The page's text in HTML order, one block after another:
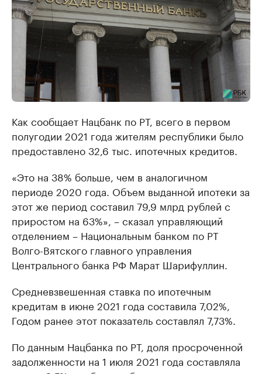
Как сообщает Нацбанк по РТ, всего в первом
полугодии 2021 года жителям республики было
предоставлено 32,6 тыс. ипотечных кредитов.
«Это на 38% больше, чем в аналогичном
периоде 2020 года. Объем выданной ипотеки за
этот же период составил 79,9 млрд рублей с
приростом на 63%», – сказал управляющий
отделением – Национальным банком по РТ
Волго-Вятского главного управления
Центрального банка РФ Марат Шарифуллин.
Средневзвешенная ставка по ипотечным
кредитам в июне 2021 года составила 7,02%,
Годом ранее этот показатель составлял 7,73%.
По данным Нацбанка по РТ, доля просроченной
задолженности на 1 июля 2021 года составляла